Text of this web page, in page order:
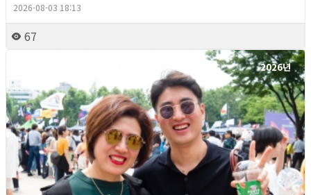
2026-08-03 18:13
67
2026년